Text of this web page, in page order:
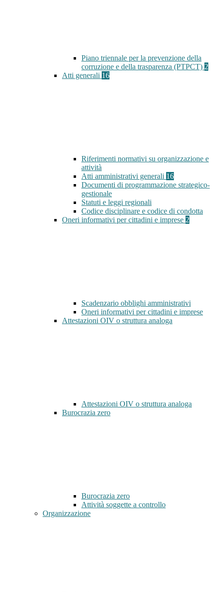
Piano triennale per la prevenzione della
corruzione e della trasparenza (PTPCT) 2
Atti generali 16
Riferimenti normativi su organizzazione e
attività
Atti amministrativi generali 16
Documenti di programmazione strategico-
gestionale
Statuti e leggi regionali
Codice disciplinare e codice di condotta
Oneri informativi per cittadini e imprese 2
Scadenzario obblighi amministrativi
Oneri informativi per cittadini e imprese
Attestazioni OIV o struttura analoga
Attestazioni OIV o struttura analoga
Burocrazia zero
Burocrazia zero
Attività soggette a controllo
Organizzazione